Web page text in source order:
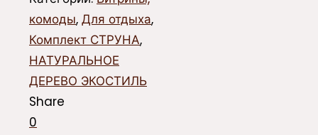
открытая
СТРУНА
комоды, Для отдыха,
Комплект СТРУНА,
НАТУРАЛЬНОЕ
ДЕРЕВО ЭКОСТИЛЬ
Share
0